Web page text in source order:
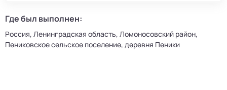
Где был выполнен:
Россия, Ленинградская область, Ломоносовский район,
Пениковское сельское поселение, деревня Пеники